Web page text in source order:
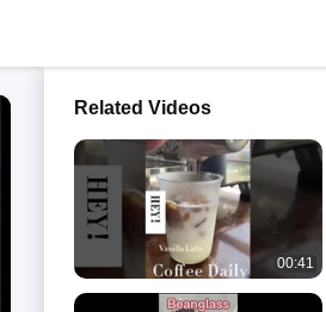
Related Videos
00:41